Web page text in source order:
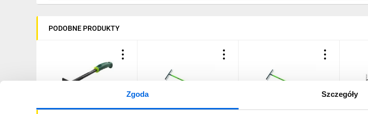
Zgoda Szczegóły
Telewizja naziemna i satelitarna
Wentylacja i rekuperacja
PODOBNE PRODUKTY